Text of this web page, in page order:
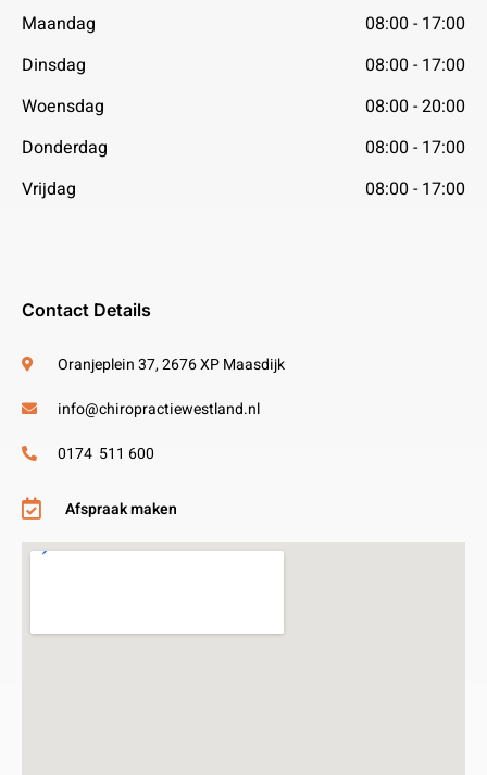
Maandag
08:00 - 17:00
Dinsdag
08:00 - 17:00
Woensdag
08:00 - 20:00
Donderdag
08:00 - 17:00
Vrijdag
08:00 - 17:00
Contact Details
Oranjeplein 37, 2676 XP Maasdijk
info@chiropractiewestland.nl
0174 511 600
Afspraak maken